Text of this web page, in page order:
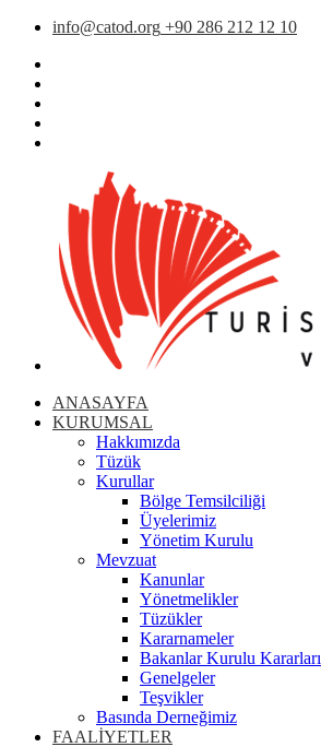
info@catod.org +90 286 212 12 10
ANASAYFA
KURUMSAL
Hakkımızda
Tüzük
Kurullar
Bölge Temsilciliği
Üyelerimiz
Yönetim Kurulu
Mevzuat
Kanunlar
Yönetmelikler
Tüzükler
Kararnameler
Bakanlar Kurulu Kararları
Genelgeler
Teşvikler
Basında Derneğimiz
FAALİYETLER